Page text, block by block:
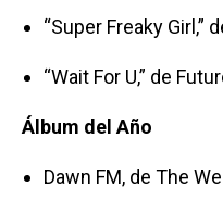
“Super Freaky Girl,”
“Wait For U,” de
Álbum del Año
Dawn FM, de The